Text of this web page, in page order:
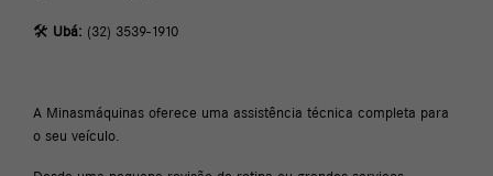
🛠 Ubá: (32) 3539-1910
A Minasmáquinas oferece uma assistência técnica completa para
o seu veículo.